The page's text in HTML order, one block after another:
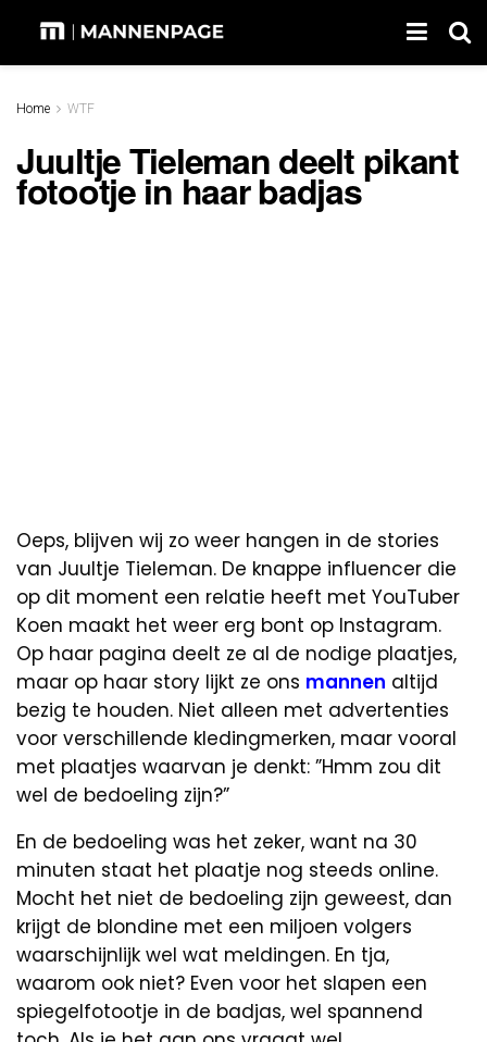
Home WTF
Juultje Tieleman deelt pikant
fotootje in haar badjas
Oeps, blijven wij zo weer hangen in de stories
van Juultje Tieleman. De knappe influencer die
op dit moment een relatie heeft met YouTuber
Koen maakt het weer erg bont op Instagram.
Op haar pagina deelt ze al de nodige plaatjes,
maar op haar story lijkt ze ons mannen altijd
bezig te houden. Niet alleen met advertenties
voor verschillende kledingmerken, maar vooral
met plaatjes waarvan je denkt: ”Hmm zou dit
wel de bedoeling zijn?”
En de bedoeling was het zeker, want na 30
minuten staat het plaatje nog steeds online.
Mocht het niet de bedoeling zijn geweest, dan
krijgt de blondine met een miljoen volgers
waarschijnlijk wel wat meldingen. En tja,
waarom ook niet? Even voor het slapen een
spiegelfotootje in de badjas, wel spannend